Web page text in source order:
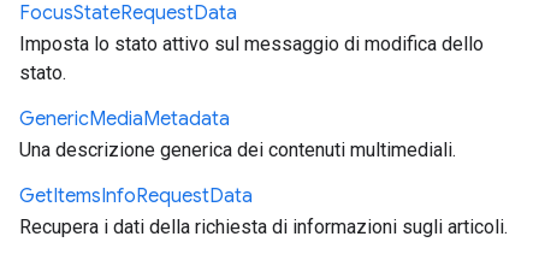
FocusStateRequestData
Imposta lo stato attivo sul messaggio di modifica dello
stato.
GenericMediaMetadata
Una descrizione generica dei contenuti multimediali.
GetItemsInfoRequestData
Recupera i dati della richiesta di informazioni sugli articoli.